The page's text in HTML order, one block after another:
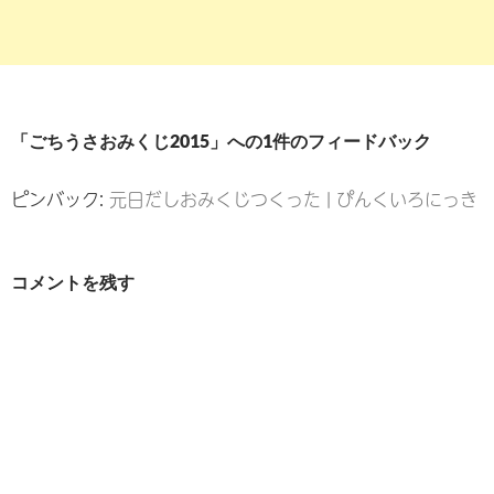
「ごちうさおみくじ2015」への1件のフィードバック
ピンバック: 元日だしおみくじつくった | ぴんくいろにっき
コメントを残す